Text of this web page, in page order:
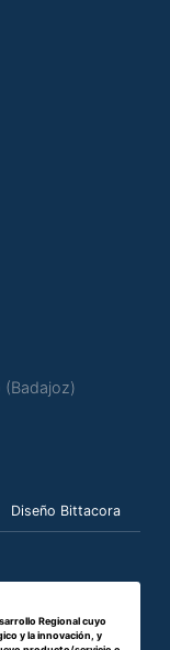
(Badajoz)
Diseño Bittacora
Regional cuyo
y la innovación, y